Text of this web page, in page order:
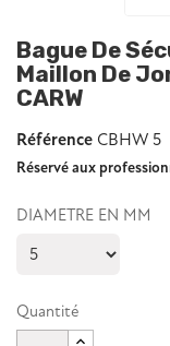
Bague De
Maillon De
CARW
Référence CBHW 5
Réservé aux
DIAMETRE EN MM
Quantité